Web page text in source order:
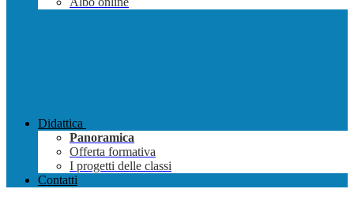
Didattica
Panoramica
Offerta formativa
I progetti delle classi
Contatti